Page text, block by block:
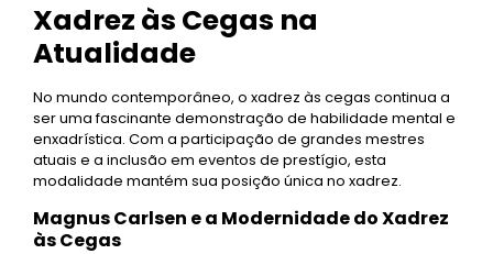
Xadrez às Cegas na
Atualidade
No mundo contemporâneo, o xadrez às cegas continua a
ser uma fascinante demonstração de habilidade mental e
enxadrística. Com a participação de grandes mestres
atuais e a inclusão em eventos de prestígio, esta
modalidade mantém sua posição única no xadrez.
Magnus Carlsen e a Modernidade do Xadrez
às Cegas